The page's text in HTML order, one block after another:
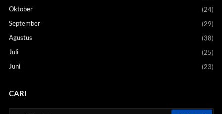
Oktober
(24)
September
(29)
Agustus
(38)
Juli
(25)
Juni
(23)
CARI